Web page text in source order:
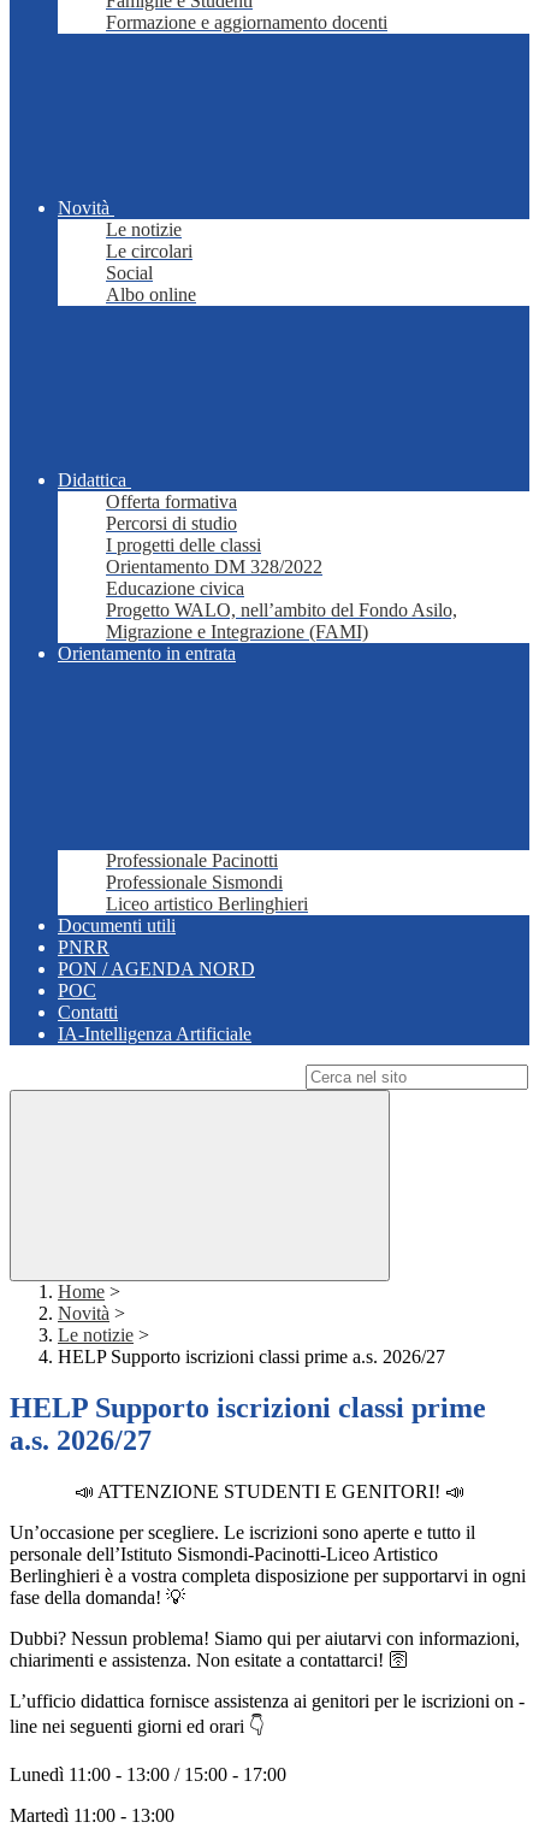
Formazione e aggiornamento docenti
Novità
Le notizie
Le circolari
Social
Albo online
Didattica
Offerta formativa
Percorsi di studio
I progetti delle classi
Orientamento DM 328/2022
Educazione civica
Progetto WALO, nell’ambito del Fondo Asilo,
Migrazione e Integrazione (FAMI)
Orientamento in entrata
Professionale Pacinotti
Professionale Sismondi
Liceo artistico Berlinghieri
Documenti utili
PNRR
PON / AGENDA NORD
POC
Contatti
IA-Intelligenza Artificiale
Home >
Novità >
Le notizie >
HELP Supporto iscrizioni classi prime a.s. 2026/27
HELP Supporto iscrizioni classi prime
a.s. 2026/27
📣 ATTENZIONE STUDENTI E GENITORI! 📣
Un’occasione per scegliere. Le iscrizioni sono aperte e tutto il
personale dell’Istituto Sismondi-Pacinotti-Liceo Artistico
Berlinghieri è a vostra completa disposizione per supportarvi in ogni
fase della domanda! 💡
Dubbi? Nessun problema! Siamo qui per aiutarvi con informazioni,
chiarimenti e assistenza. Non esitate a contattarci! 🛜
L’ufficio didattica fornisce assistenza ai genitori per le iscrizioni on -
line nei seguenti giorni ed orari 👇
Lunedì 11:00 - 13:00 / 15:00 - 17:00
Martedì 11:00 - 13:00